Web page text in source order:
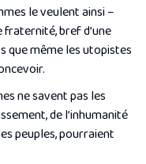
le veulent ainsi –
fraternité, bref d’une
que même les utopistes
ne savent pas les
de l’inhumanité
peuples, pourraient